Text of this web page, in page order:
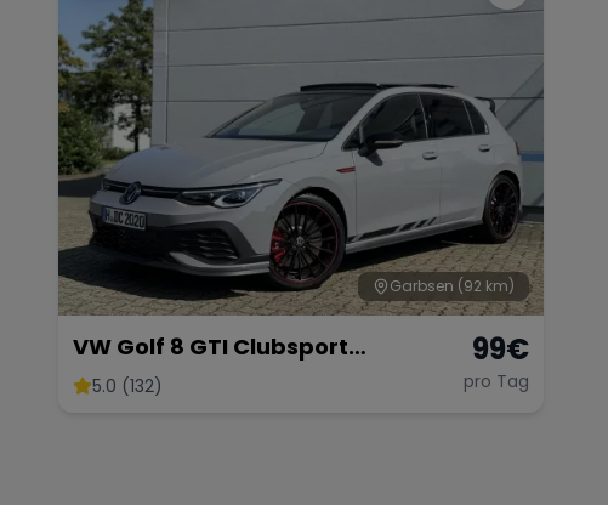
Garbsen (92 km)
VW Golf 8 GTI Clubsport
Akrapovic
5.0 (132)
99€
pro Tag